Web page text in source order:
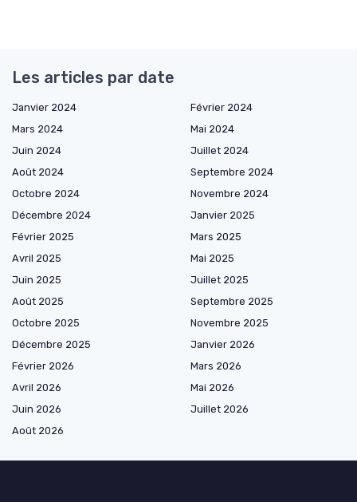
Les articles par date
Janvier 2024
Février 2024
Mars 2024
Mai 2024
Juin 2024
Juillet 2024
Août 2024
Septembre 2024
Octobre 2024
Novembre 2024
Décembre 2024
Janvier 2025
Février 2025
Mars 2025
Avril 2025
Mai 2025
Juin 2025
Juillet 2025
Août 2025
Septembre 2025
Octobre 2025
Novembre 2025
Décembre 2025
Janvier 2026
Février 2026
Mars 2026
Avril 2026
Mai 2026
Juin 2026
Juillet 2026
Août 2026